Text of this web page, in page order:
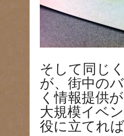
そして同じ
が、街中の
く情報提供
大規模イベ
役に立てれ